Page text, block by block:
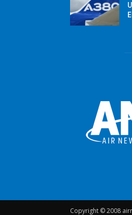
Copyright © 2008